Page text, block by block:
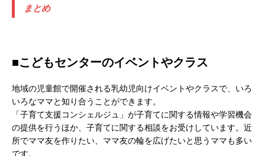
まとめ
■こどもセンターのイベントやクラス
地域の児童館で開催される乳幼児向けイベントやクラスで、いろ
いろなママと知り合うことができます。
「子育て支援コンシェルジュ」が子育てに関する情報や学習機会
の提供を行うほか、子育てに関する相談をお受けしています。近
所でママ友を作りたい、ママ友の輪を広げたいと思うママも多い
です。